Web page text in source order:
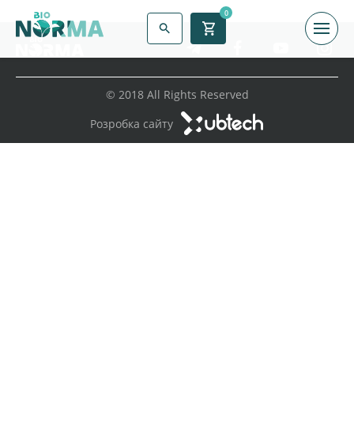
0
© 2018 All Rights Reserved
Розробка сайту